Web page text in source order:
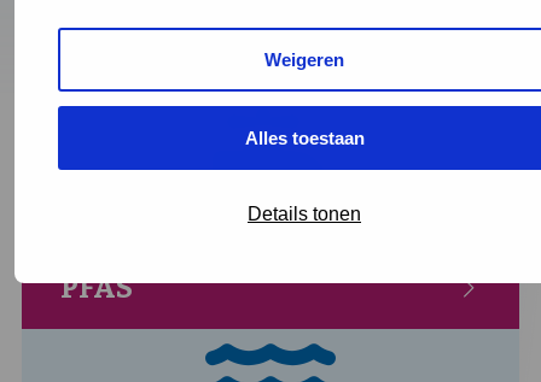
Weigeren
Alles toestaan
Details tonen
Lood in kraanwater
PFAS